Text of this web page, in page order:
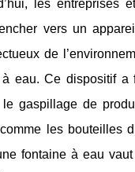
les entreprises
vers un
de
eau. Ce dispositif a
gaspillage de
les bouteilles
fontaine à eau